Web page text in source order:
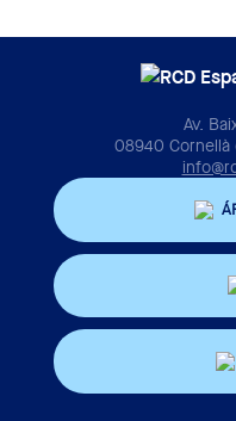
Av.
08940 Cornellà